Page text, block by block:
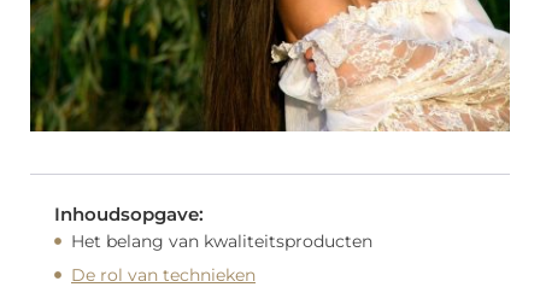
Inhoudsopgave:
Het belang van kwaliteitsproducten
De rol van technieken